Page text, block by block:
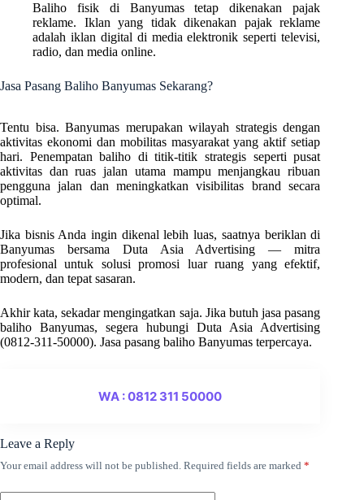
Baliho fisik di Banyumas tetap dikenakan pajak
reklame. Iklan yang tidak dikenakan pajak reklame
adalah iklan digital di media elektronik seperti televisi,
radio, dan media online.
Jasa Pasang Baliho Banyumas Sekarang?
Tentu bisa. Banyumas merupakan wilayah strategis dengan
aktivitas ekonomi dan mobilitas masyarakat yang aktif setiap
hari. Penempatan baliho di titik-titik strategis seperti pusat
aktivitas dan ruas jalan utama mampu menjangkau ribuan
pengguna jalan dan meningkatkan visibilitas brand secara
optimal.
Jika bisnis Anda ingin dikenal lebih luas, saatnya beriklan di
Banyumas bersama Duta Asia Advertising — mitra
profesional untuk solusi promosi luar ruang yang efektif,
modern, dan tepat sasaran.
Akhir kata, sekadar mengingatkan saja. Jika butuh jasa pasang
baliho Banyumas, segera hubungi Duta Asia Advertising
(0812-311-50000). Jasa pasang baliho Banyumas terpercaya.
WA : 0812 311 50000
Leave a Reply
Your email address will not be published. Required fields are marked *